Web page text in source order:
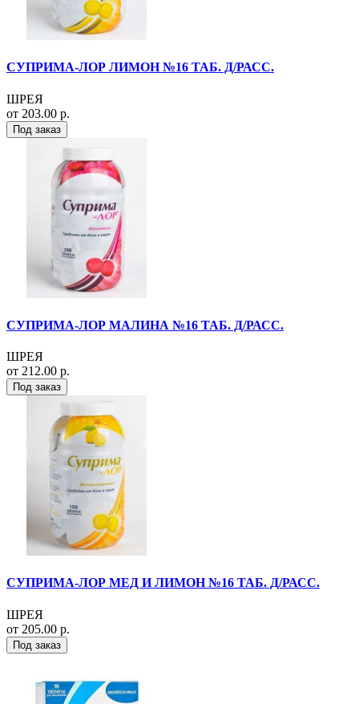
СУПРИМА-ЛОР ЛИМОН №16 ТАБ. Д/РАСС.
ШРЕЯ
от 203.00 р.
Под заказ
СУПРИМА-ЛОР МАЛИНА №16 ТАБ. Д/РАСС.
ШРЕЯ
от 212.00 р.
Под заказ
СУПРИМА-ЛОР МЕД И ЛИМОН №16 ТАБ. Д/РАСС.
ШРЕЯ
от 205.00 р.
Под заказ